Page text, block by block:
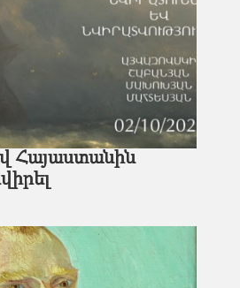
Հայաստանին